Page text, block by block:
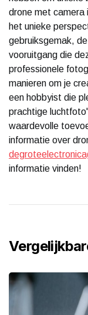
drone met camera
het unieke
gebruiksgemak,
vooruitgang die
professionele
manieren om je
een hobbyist die
prachtige
waardevolle
informatie over
informatie vinden!